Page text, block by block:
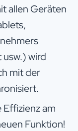
allen Geräten
wird
mit der
am
Funktion!